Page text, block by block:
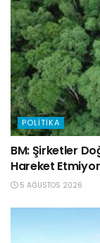
POLITIKA
BM: Şirketler
Hareket Etmiyor
5 AĞUSTOS 2026